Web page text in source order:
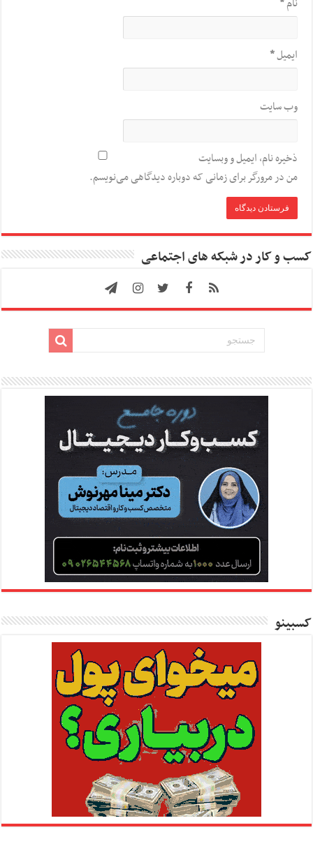
ایمیل*
وب‌ سایت
ذخیره نام، ایمیل و وبسایت
من در مرورگر برای زمانی که دوباره دیدگاهی می‌نویسم.
کسب و کار در شبکه های اجتماعی
کسبینو